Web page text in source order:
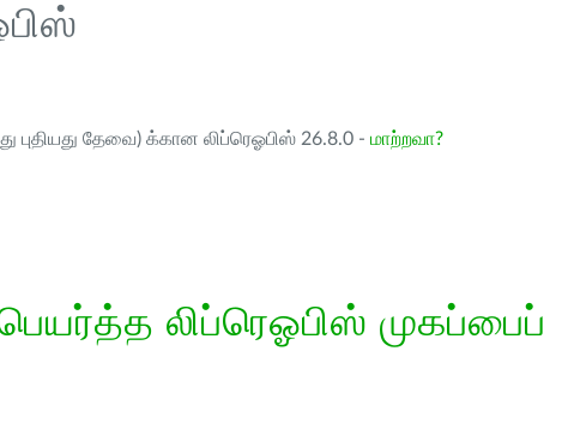
புதியது தேவை) க்கான லிப்ரெஓபிஸ் 26.8.0 - மாற்றவா?
லிப்ரெஓபிஸ் முகப்பைப்